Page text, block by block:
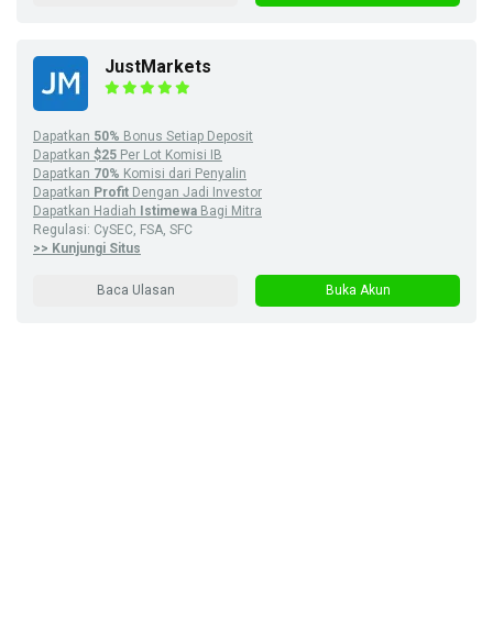
JustMarkets
Dapatkan 50% Bonus Setiap Deposit
Dapatkan $25 Per Lot Komisi IB
Dapatkan 70% Komisi dari Penyalin
Dapatkan Profit Dengan Jadi Investor
Dapatkan Hadiah
Istimewa Bagi Mitra
Regulasi: CySEC, FSA, SFC
>> Kunjungi Situs
Baca Ulasan Buka Akun